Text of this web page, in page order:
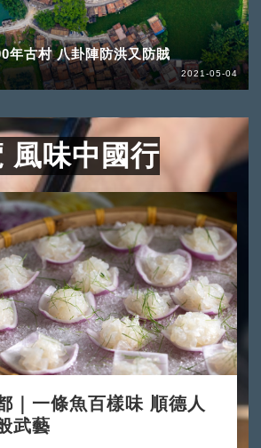
年古村 八卦陣防洪又防賊
2021-05-04
風味中國行
｜一條魚百樣味 順德人
武藝